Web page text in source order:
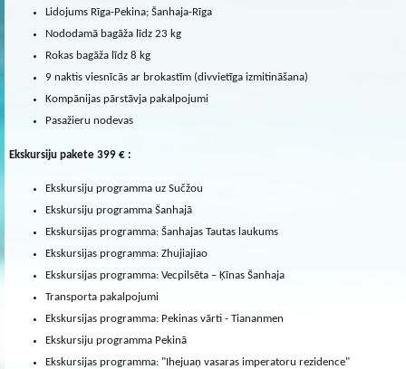
Lidojums Rīga-Pekina; Šanhaja-Rīga
Nododamā bagāža līdz 23 kg
Rokas bagāža līdz 8 kg
9 naktis viesnīcās ar brokastīm (divvietīga izmitināšana)
Kompānijas pārstāvja pakalpojumi
Pasažieru nodevas
Ekskursiju pakete 399 € :
Ekskursiju programma uz Sučžou
Ekskursiju programma Šanhajā
Ekskursijas programma: Šanhajas Tautas laukums
Ekskursijas programma: Zhujiajiao
Ekskursijas programma: Vecpilsēta – Ķīnas Šanhaja
Transporta pakalpojumi
Ekskursijas programma: Pekinas vārti - Tiananmen
Ekskursiju programma Pekinā
Ekskursijas programma: "Ihejuaņ vasaras imperatoru rezidence"